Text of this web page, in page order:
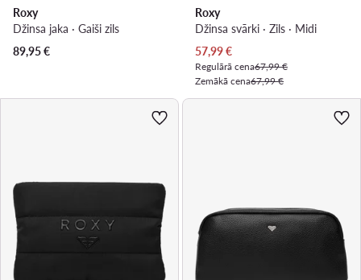
Roxy
Džinsa jaka · Gaiši zils
89,95€
Roxy
Džinsa svārki · Zils · Midi
Pašreizējā cena
57,99€
Regulārā cena67,99 €
Zemākā cena67,99 €